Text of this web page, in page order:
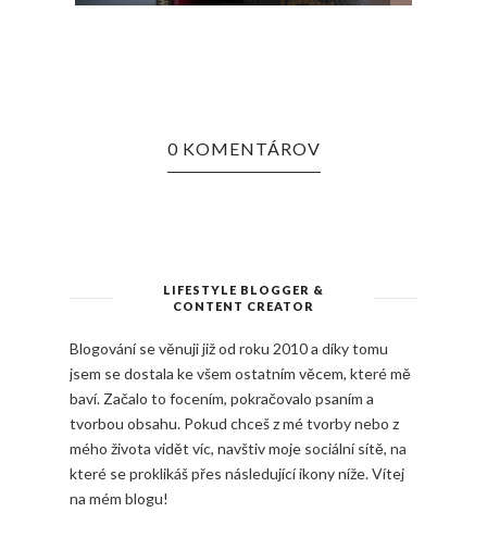
0 KOMENTÁROV
LIFESTYLE BLOGGER &
CONTENT CREATOR
Blogování se věnuji již od roku 2010 a díky tomu
jsem se dostala ke všem ostatním věcem, které mě
baví. Začalo to focením, pokračovalo psaním a
tvorbou obsahu. Pokud chceš z mé tvorby nebo z
mého života vidět víc, navštiv moje sociální sítě, na
které se proklikáš přes následující ikony níže. Vítej
na mém blogu!